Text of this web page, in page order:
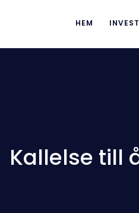
HEM
Kallelse till